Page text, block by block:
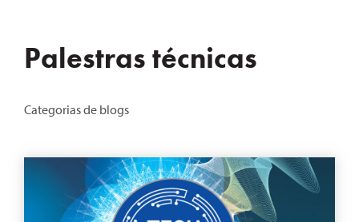
Palestras técnicas
Categorias de blogs